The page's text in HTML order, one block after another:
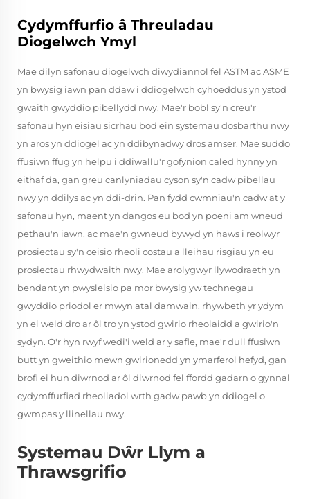
Cydymffurfio â Threuladau
Diogelwch Ymyl
Mae dilyn safonau diogelwch diwydiannol fel ASTM ac ASME
yn bwysig iawn pan ddaw i ddiogelwch cyhoeddus yn ystod
gwaith gwyddio pibellydd nwy. Mae'r bobl sy'n creu'r
safonau hyn eisiau sicrhau bod ein systemau dosbarthu nwy
yn aros yn ddiogel ac yn ddibynadwy dros amser. Mae suddo
ffusiwn ffug yn helpu i ddiwallu'r gofynion caled hynny yn
eithaf da, gan greu canlyniadau cyson sy'n cadw pibellau
nwy yn ddilys ac yn ddi-drin. Pan fydd cwmnïau'n cadw at y
safonau hyn, maent yn dangos eu bod yn poeni am wneud
pethau'n iawn, ac mae'n gwneud bywyd yn haws i reolwyr
prosiectau sy'n ceisio rheoli costau a lleihau risgiau yn eu
prosiectau rhwydwaith nwy. Mae arolygwyr llywodraeth yn
bendant yn pwysleisio pa mor bwysig yw technegau
gwyddio priodol er mwyn atal damwain, rhywbeth yr ydym
yn ei weld dro ar ôl tro yn ystod gwirio rheolaidd a gwirio'n
sydyn. O'r hyn rwyf wedi'i weld ar y safle, mae'r dull ffusiwn
butt yn gweithio mewn gwirionedd yn ymarferol hefyd, gan
brofi ei hun diwrnod ar ôl diwrnod fel ffordd gadarn o gynnal
cydymffurfiad rheoliadol wrth gadw pawb yn ddiogel o
gwmpas y llinellau nwy.
Systemau Dŵr Llym a
Thrawsgrifio